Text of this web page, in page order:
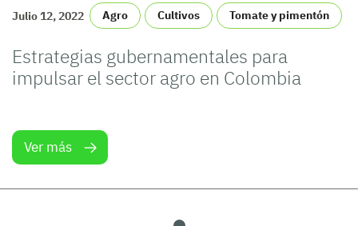
Julio 12, 2022 Agro Cultivos Tomate y pimentón
Estrategias gubernamentales para
impulsar el sector agro en Colombia
Ver más